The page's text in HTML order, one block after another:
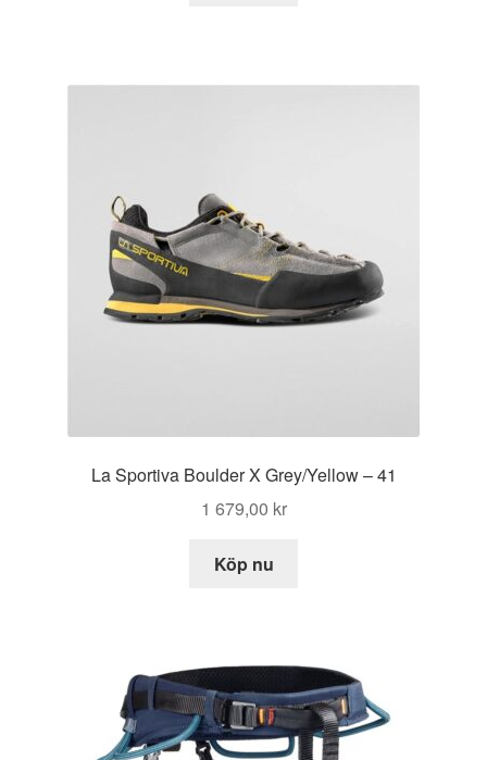
La Sportiva Boulder X Grey/Yellow – 41
1 679,00 kr
Köp nu